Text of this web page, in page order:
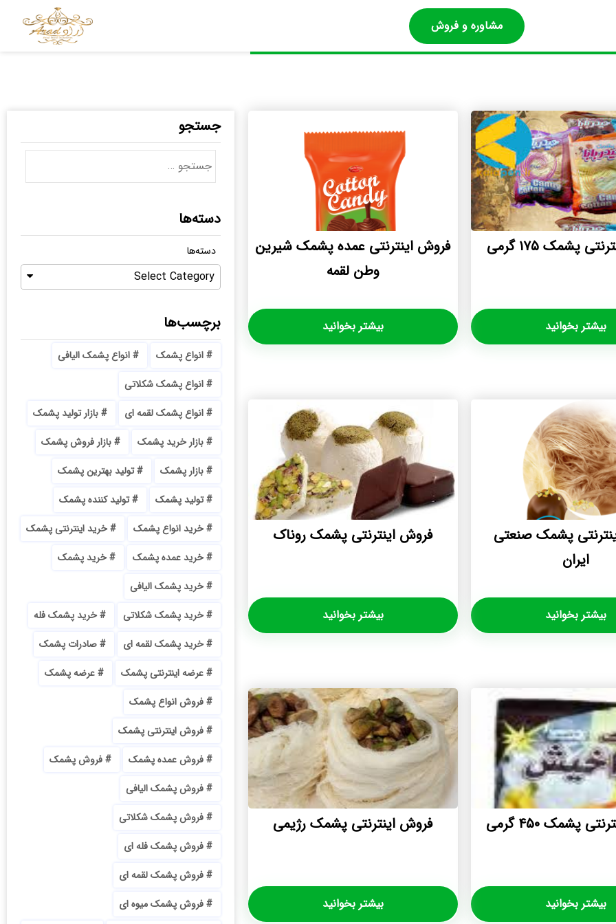
مشاوره و فروش
پشمک ۱۷۵ گرمی
بیشتر بخوانید
فروش اینترنتی عمده پشمک شیرین
وطن لقمه
بیشتر بخوانید
پشمک صنعتی
ایران
بیشتر بخوانید
فروش اینترنتی پشمک روناک
بیشتر بخوانید
پشمک ۴۵۰ گرمی
بیشتر بخوانید
فروش اینترنتی پشمک رژیمی
بیشتر بخوانید
جستجو
دسته‌ها
دسته‌ها
Select Category
برچسب‌ها
انواع پشمک
انواع پشمک الیافی
انواع پشمک شکلاتی
انواع پشمک لقمه ای
بازار تولید پشمک
بازار خرید پشمک
بازار فروش پشمک
بازار پشمک
تولید بهترین پشمک
تولید پشمک
تولید کننده پشمک
خرید انواع پشمک
خرید اینترنتی پشمک
خرید عمده پشمک
خرید پشمک
خرید پشمک الیافی
خرید پشمک شکلاتی
خرید پشمک فله
خرید پشمک لقمه ای
صادرات پشمک
عرضه اینترنتی پشمک
عرضه پشمک
فروش انواع پشمک
فروش اینترنتی پشمک
فروش عمده پشمک
فروش پشمک
فروش پشمک الیافی
فروش پشمک شکلاتی
فروش پشمک فله ای
فروش پشمک لقمه ای
فروش پشمک میوه ای